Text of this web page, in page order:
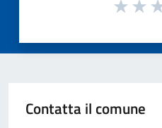
Contatta il comune